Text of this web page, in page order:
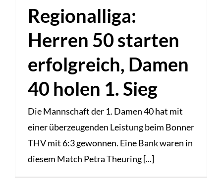
Regionalliga:
Herren 50 starten
erfolgreich, Damen
40 holen 1. Sieg
Die Mannschaft der 1. Damen 40 hat mit
einer überzeugenden Leistung beim Bonner
THV mit 6:3 gewonnen. Eine Bank waren in
diesem Match Petra Theuring [...]